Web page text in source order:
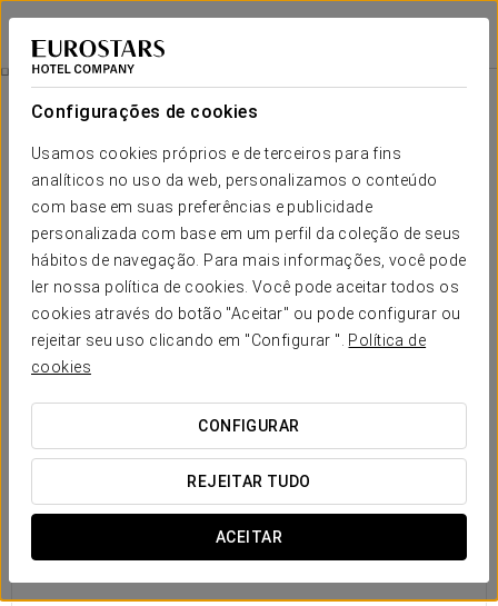
Configurações de cookies
Usamos cookies próprios e de terceiros para fins
analíticos no uso da web, personalizamos o conteúdo
com base em suas preferências e publicidade
personalizada com base em um perfil da coleção de seus
hábitos de navegação. Para mais informações, você pode
ler nossa política de cookies. Você pode aceitar todos os
cookies através do botão "Aceitar" ou pode configurar ou
rejeitar seu uso clicando em "Configurar ". Política de
cookies
CONFIGURAR
REJEITAR TUDO
ACEITAR
Exe Suites San Marino
CIDADE DO MÉXICO, CDMX
Restauração